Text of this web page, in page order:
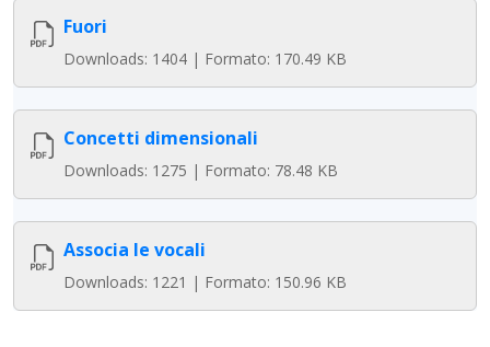
Fuori
Downloads: 1404 | Formato: 170.49 KB
Concetti dimensionali
Downloads: 1275 | Formato: 78.48 KB
Associa le vocali
Downloads: 1221 | Formato: 150.96 KB